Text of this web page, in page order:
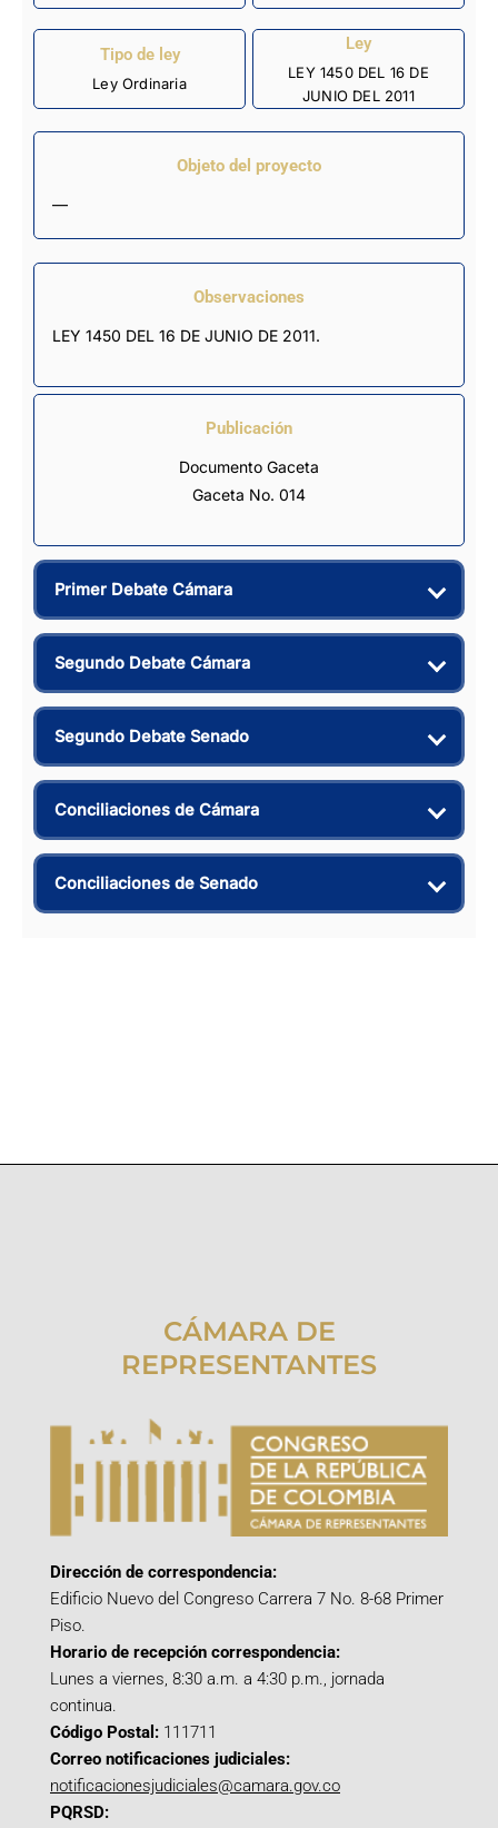
Tipo de ley
Ley Ordinaria
Ley
LEY 1450 DEL 16 DE
JUNIO DEL 2011
Objeto del proyecto
—
Observaciones
LEY 1450 DEL 16 DE JUNIO DE 2011.
Publicación
Documento Gaceta
Gaceta No. 014
Primer Debate Cámara
Segundo Debate Cámara
Segundo Debate Senado
Conciliaciones de Cámara
Conciliaciones de Senado
CÁMARA DE
REPRESENTANTES
Dirección de correspondencia:
Edificio Nuevo del Congreso Carrera 7 No. 8-68 Primer
Piso.
Horario de recepción correspondencia:
Lunes a viernes, 8:30 a.m. a 4:30 p.m., jornada
continua.
Código Postal: 111711
Correo notificaciones judiciales:
notificacionesjudiciales@camara.gov.co
PQRSD: